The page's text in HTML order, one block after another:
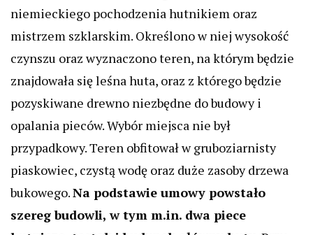
niemieckiego pochodzenia hutnikiem oraz
mistrzem szklarskim. Określono w niej wysokość
czynszu oraz wyznaczono teren, na którym będzie
znajdowała się leśna huta, oraz z którego będzie
pozyskiwane drewno niezbędne do budowy i
opalania pieców. Wybór miejsca nie był
przypadkowy. Teren obfitował w gruboziarnisty
piaskowiec, czystą wodę oraz duże zasoby drzewa
bukowego.Na podstawie umowy powstało
szereg budowli, w tym m.in. dwa piece